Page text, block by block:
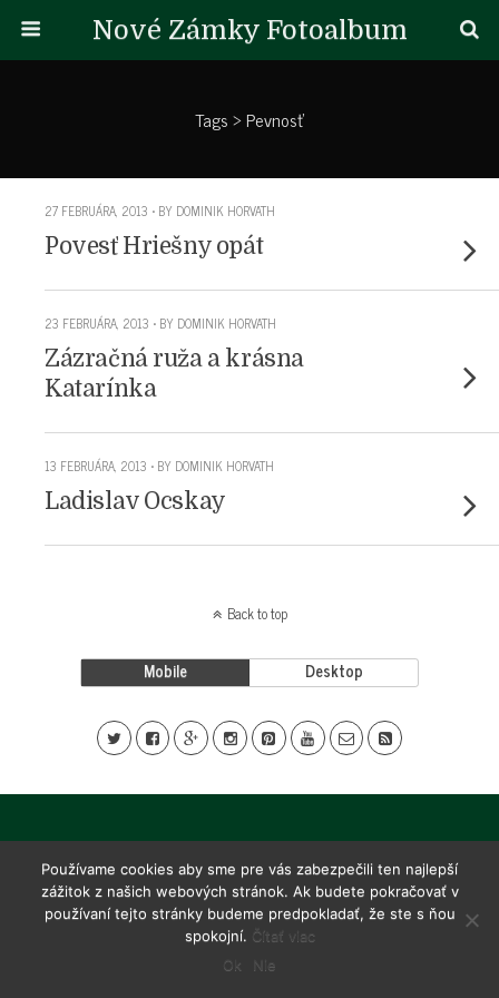
Nové Zámky Fotoalbum
Tags › Pevnosť
27 FEBRUÁRA, 2013 • BY DOMINIK HORVATH
Povesť Hriešny opát
23 FEBRUÁRA, 2013 • BY DOMINIK HORVATH
Zázračná ruža a krásna
Katarínka
13 FEBRUÁRA, 2013 • BY DOMINIK HORVATH
Ladislav Ocskay
Back to top
Mobile Desktop
Používame cookies aby sme pre vás zabezpečili ten najlepší
zážitok z našich webových stránok. Ak budete pokračovať v
používaní tejto stránky budeme predpokladať, že ste s ňou
spokojní. Čítať viac
Ok
Nie